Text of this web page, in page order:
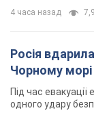
4 часа назад
Росія
Чорному
Під час
одного удару